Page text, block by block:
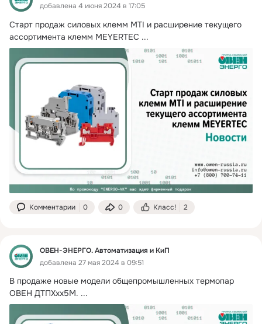
добавлена 4 июня 2024 в 17:05
Старт продаж силовых клемм MTI и расширение текущего
ассортимента клемм MEYERTEC ...
Комментарии 0 0 Класс! 2
ОВЕН-ЭНЕРГО. Автоматизация и КиП
добавлена 27 мая 2024 в 09:51
В продаже новые модели общепромышленных термопар
ОВЕН ДТПХхх5М. ...